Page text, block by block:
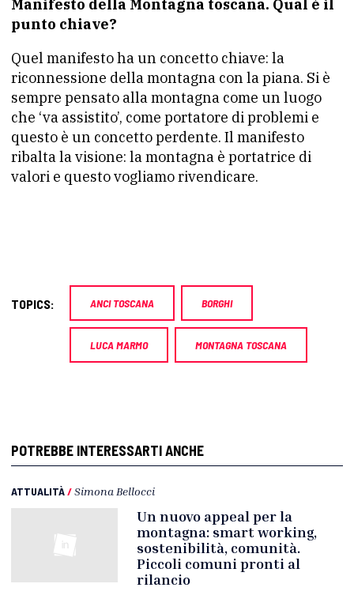
Manifesto della Montagna toscana. Qual è il
punto chiave?
Quel manifesto ha un concetto chiave: la
riconnessione della montagna con la piana. Si è
sempre pensato alla montagna come un luogo
che ‘va assistito’, come portatore di problemi e
questo è un concetto perdente. Il manifesto
ribalta la visione: la montagna è portatrice di
valori e questo vogliamo rivendicare.
TOPICS: ANCI TOSCANA BORGHI
LUCA MARMO MONTAGNA TOSCANA
POTREBBE INTERESSARTI ANCHE
ATTUALITÀ/Simona Bellocci
Un nuovo appeal per la
montagna: smart working,
sostenibilità, comunità.
Piccoli comuni pronti al
rilancio